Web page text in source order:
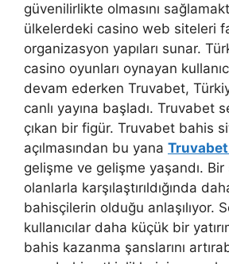
güvenilirlikte olmasını
ülkelerdeki casino web siteleri
organizasyon yapıları sunar.
casino oyunları oynayan
devam ederken Truvabet,
canlı yayına başladı. Truvabet
çıkan bir figür. Truvabet bahis
açılmasından bu yana
gelişme ve gelişme yaşandı.
olanlarla karşılaştırıldığında
bahisçilerin olduğu anlaşılıyor.
kullanıcılar daha küçük bir
bahis kazanma şanslarını